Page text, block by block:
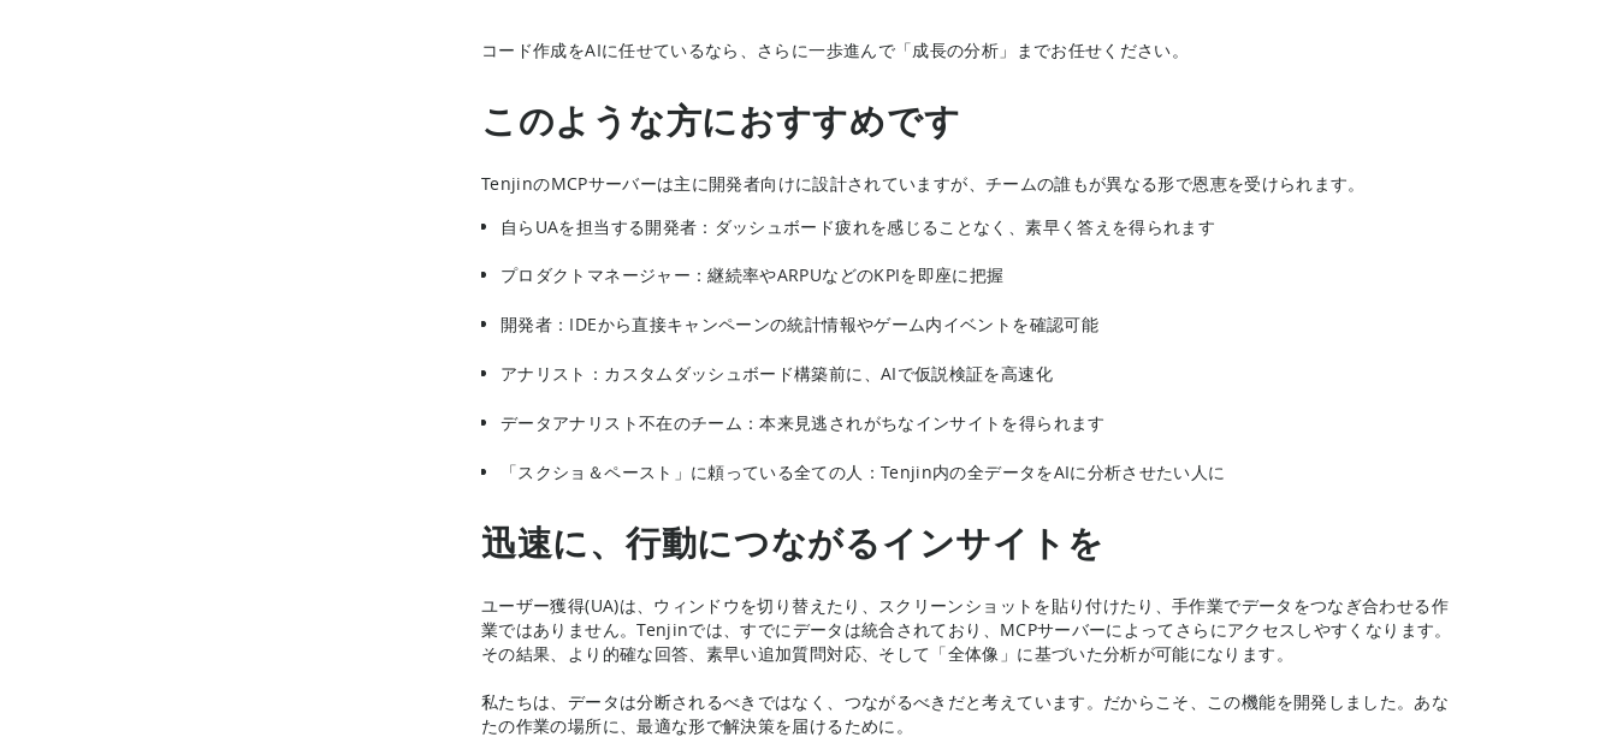
コード作成をAIに任せているなら、さらに一歩進んで「成長の分析」までお任せください。
このような方におすすめです
TenjinのMCPサーバーは主に開発者向けに設計されていますが、チームの誰もが異なる形で恩恵を受けられます。
自らUAを担当する開発者：ダッシュボード疲れを感じることなく、素早く答えを得られます
プロダクトマネージャー：継続率やARPUなどのKPIを即座に把握
開発者：IDEから直接キャンペーンの統計情報やゲーム内イベントを確認可能
アナリスト：カスタムダッシュボード構築前に、AIで仮説検証を高速化
データアナリスト不在のチーム：本来見逃されがちなインサイトを得られます
「スクショ＆ペースト」に頼っている全ての人：Tenjin内の全データをAIに分析させたい人に
迅速に、行動につながるインサイトを
ユーザー獲得(UA)は、ウィンドウを切り替えたり、スクリーンショットを貼り付けたり、手作業でデータをつなぎ合わせる作
業ではありません。Tenjinでは、すでにデータは統合されており、MCPサーバーによってさらにアクセスしやすくなります。
その結果、より的確な回答、素早い追加質問対応、そして「全体像」に基づいた分析が可能になります。
私たちは、データは分断されるべきではなく、つながるべきだと考えています。だからこそ、この機能を開発しました。あな
たの作業の場所に、最適な形で解決策を届けるために。